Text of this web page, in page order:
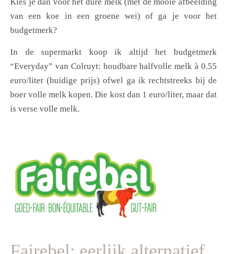
van een koe in een groene wei) of ga je voor het
budgetmerk?
In de supermarkt koop ik altijd het budgetmerk
“Everyday” van Colruyt: houdbare halfvolle melk à 0.55
euro/liter (huidige prijs) ofwel ga ik rechtstreeks bij de
boer volle melk kopen. Die kost dan 1 euro/liter, maar dat
is verse volle melk.